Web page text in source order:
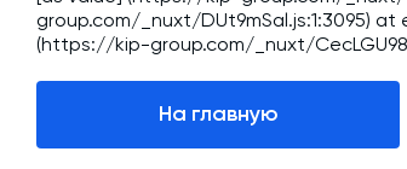
Растариватели Биг-Бегов
Тепловое оборудование
Затворы для силосов и дозаторов
group.com/_nuxt/DUt9mSal.js:1:3095)
(https://kip-group.com/_nuxt/
На главную